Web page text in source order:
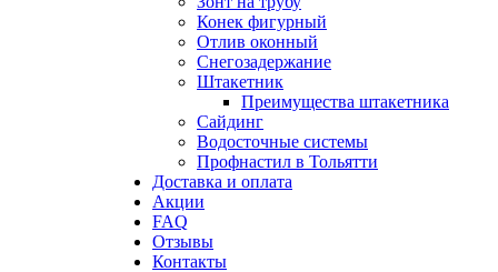
Конек фигурный
Отлив оконный
Снегозадержание
Штакетник
Преимущества штакетника
Сайдинг
Водосточные системы
Профнастил в Тольятти
Доставка и оплата
Акции
FAQ
Отзывы
Контакты
Водосточные системы
Профнастил в Тольятти